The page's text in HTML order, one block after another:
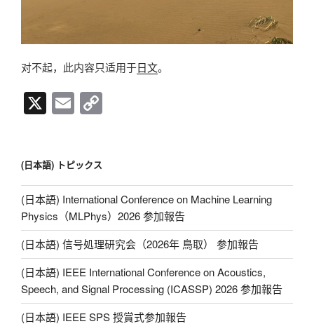
对不起，此内容只适用于日文。
X E
Li
n
k
(日本語) トピックス
(日本語) International Conference on Machine Learning
Physics（MLPhys）2026 参加報告
(日本語) 信号処理研究会（2026年 鳥取） 参加報告
(日本語) IEEE International Conference on Acoustics,
Speech, and Signal Processing (ICASSP) 2026 参加報告
(日本語) IEEE SPS 授賞式参加報告